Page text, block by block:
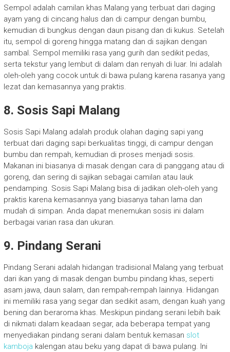
Sempol adalah camilan khas Malang yang terbuat dari daging
ayam yang di cincang halus dan di campur dengan bumbu,
kemudian di bungkus dengan daun pisang dan di kukus. Setelah
itu, sempol di goreng hingga matang dan di sajikan dengan
sambal. Sempol memiliki rasa yang gurih dan sedikit pedas,
serta tekstur yang lembut di dalam dan renyah di luar. Ini adalah
oleh-oleh yang cocok untuk di bawa pulang karena rasanya yang
lezat dan kemasannya yang praktis.
8. Sosis Sapi Malang
Sosis Sapi Malang adalah produk olahan daging sapi yang
terbuat dari daging sapi berkualitas tinggi, di campur dengan
bumbu dan rempah, kemudian di proses menjadi sosis.
Makanan ini biasanya di masak dengan cara di panggang atau di
goreng, dan sering di sajikan sebagai camilan atau lauk
pendamping. Sosis Sapi Malang bisa di jadikan oleh-oleh yang
praktis karena kemasannya yang biasanya tahan lama dan
mudah di simpan. Anda dapat menemukan sosis ini dalam
berbagai varian rasa dan ukuran.
9. Pindang Serani
Pindang Serani adalah hidangan tradisional Malang yang terbuat
dari ikan yang di masak dengan bumbu pindang khas, seperti
asam jawa, daun salam, dan rempah-rempah lainnya. Hidangan
ini memiliki rasa yang segar dan sedikit asam, dengan kuah yang
bening dan beraroma khas. Meskipun pindang serani lebih baik
di nikmati dalam keadaan segar, ada beberapa tempat yang
menyediakan pindang serani dalam bentuk kemasan slot
kamboja kalengan atau beku yang dapat di bawa pulang. Ini